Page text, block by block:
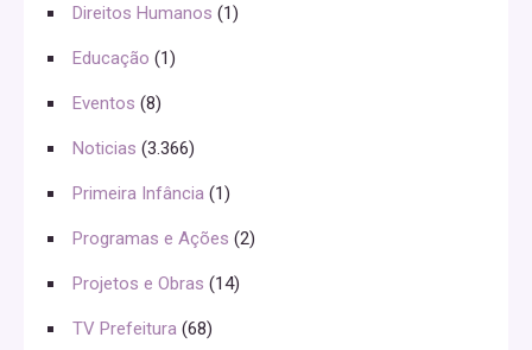
Direitos Humanos (1)
Educação (1)
Eventos (8)
Noticias (3.366)
Primeira Infância (1)
Programas e Ações (2)
Projetos e Obras (14)
TV Prefeitura (68)